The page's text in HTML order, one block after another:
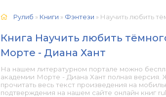
Рулиб » Книги » Фэнтези » Научить любить
Книга Научить любить
Морте - Диана Хант
На нашем литературном портале можно
академии Морте - Диана Хант полная версия.
прочитать весь текст произведения на
подтверждения на нашем сайте онлайн книг